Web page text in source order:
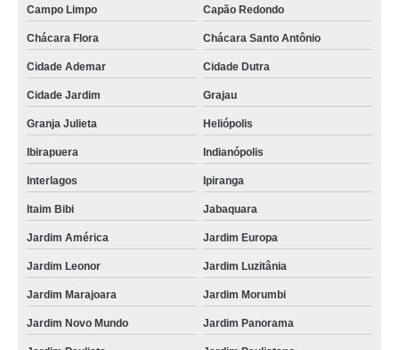
Campo Limpo Capão Redondo
Chácara Flora Chácara Santo Antônio
Cidade Ademar Cidade Dutra
Cidade Jardim Grajau
Granja Julieta Heliópolis
Ibirapuera Indianópolis
Interlagos Ipiranga
Itaim Bibi Jabaquara
Jardim América Jardim Europa
Jardim Leonor Jardim Luzitânia
Jardim Marajoara Jardim Morumbi
Jardim Novo Mundo Jardim Panorama